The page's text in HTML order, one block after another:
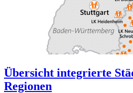
Übersicht integrierte
Regionen